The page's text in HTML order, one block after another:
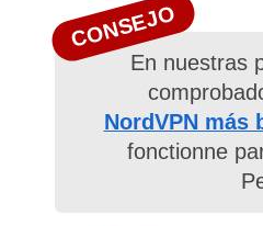
CONSEJO
En nuestras
NordVPN más
fonctionne